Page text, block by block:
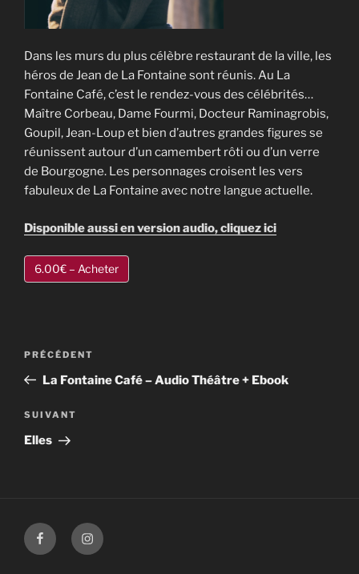
Dans les murs du plus célèbre restaurant de la ville, les
héros de Jean de La Fontaine sont réunis. Au La
Fontaine Café, c’est le rendez-vous des célébrités…
Maître Corbeau, Dame Fourmi, Docteur Raminagrobis,
Goupil, Jean-Loup et bien d’autres grandes figures se
réunissent autour d’un camembert rôti ou d’un verre
de Bourgogne. Les personnages croisent les vers
fabuleux de La Fontaine avec notre langue actuelle.
Disponible aussi en version audio, cliquez ici
6.00€ – Acheter
Navigation
l’article
Article
précédent
PRÉCÉDENT
La Fontaine Café – Audio Théâtre + Ebook
Article
suivant
SUIVANT
Elles
FacebookInstagram